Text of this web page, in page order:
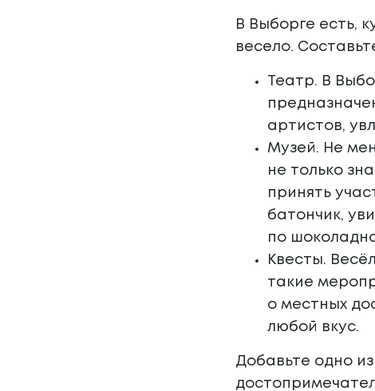
В Выборге есть,
весело.
Театр. В
артистов,
Музей. Не
не только
принять
батончик,
по
Квесты.
такие
о местных
любой вкус.
Добавьте одно